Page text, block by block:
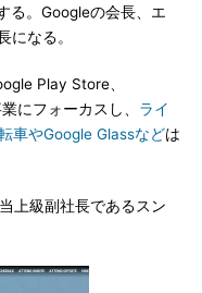
る。Googleの会長、エ
になる。
Play Store、
にフォーカスし、 ライ
車やGoogle Glassなどは
上級副社長であるスン